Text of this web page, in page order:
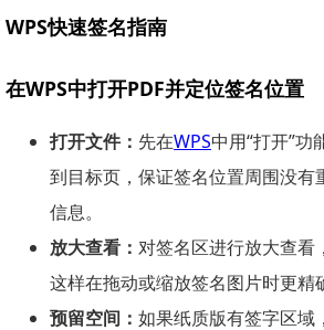
WPS快速签名指南
在WPS中打开PDF并定位签名位置
打开文件： 先在WPS中用“打开”
到目标页，保证签名位置周围没
信息。
放大查看： 对签名区进行放大查看
这样在拖动或缩放签名图片时更精
预留空间： 如果纸质版有签字区域